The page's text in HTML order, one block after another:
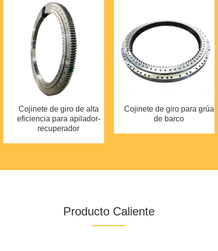
Cojinete de giro de alta
eficiencia para apilador-
recuperador
Cojinete de giro para grúa
de barco
Producto Caliente